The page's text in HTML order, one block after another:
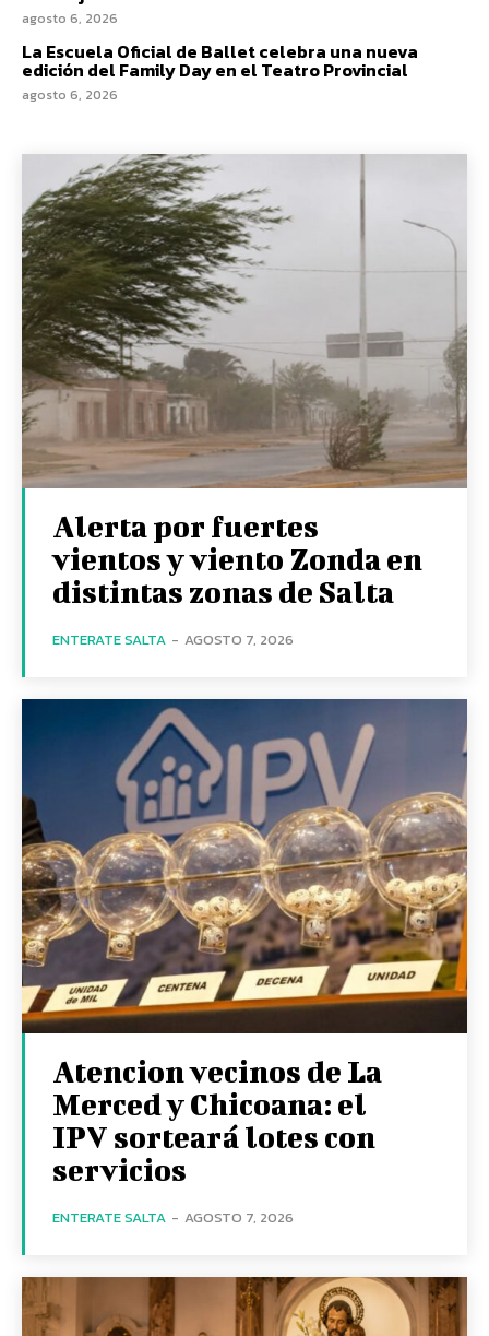
agosto 6, 2026
La Escuela Oficial de Ballet celebra una nueva
edición del Family Day en el Teatro Provincial
agosto 6, 2026
Alerta por fuertes
vientos y viento Zonda en
distintas zonas de Salta
ENTERATE SALTA - AGOSTO 7, 2026
Atencion vecinos de La
Merced y Chicoana: el
IPV sorteará lotes con
servicios
ENTERATE SALTA - AGOSTO 7, 2026